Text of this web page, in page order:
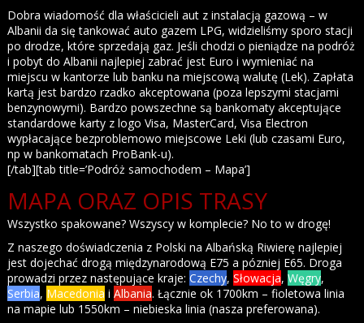
Dobra wiadomość dla właścicieli aut z instalacją gazową – w
Albanii da się tankować auto gazem LPG, widzieliśmy sporo stacji
po drodze, które sprzedają gaz. Jeśli chodzi o pieniądze na podróż
i pobyt do Albanii najlepiej zabrać jest Euro i wymieniać na
miejscu w kantorze lub banku na miejscową walutę (Lek). Zapłata
kartą jest bardzo rzadko akceptowana (poza lepszymi stacjami
benzynowymi). Bardzo powszechne są bankomaty akceptujące
standardowe karty z logo Visa, MasterCard, Visa Electron
wypłacające bezproblemowo miejscowe Leki (lub czasami Euro,
np w bankomatach ProBank-u).
[/tab][tab title=’Podróż samochodem – Mapa’]
MAPA ORAZ OPIS TRASY
Wszystko spakowane? Wszyscy w komplecie? No to w drogę!
Z naszego doświadczenia z Polski na Albańską Riwierę najlepiej
jest dojechać drogą międzynarodową E75 a pózniej E65. Droga
prowadzi przez następujące kraje:Czechy,Słowacja,Węgry,
Serbia, Macedonia iAlbania. Łącznie ok 1700km – fioletowa linia
na mapie lub 1550km – niebieska linia (nasza preferowana).